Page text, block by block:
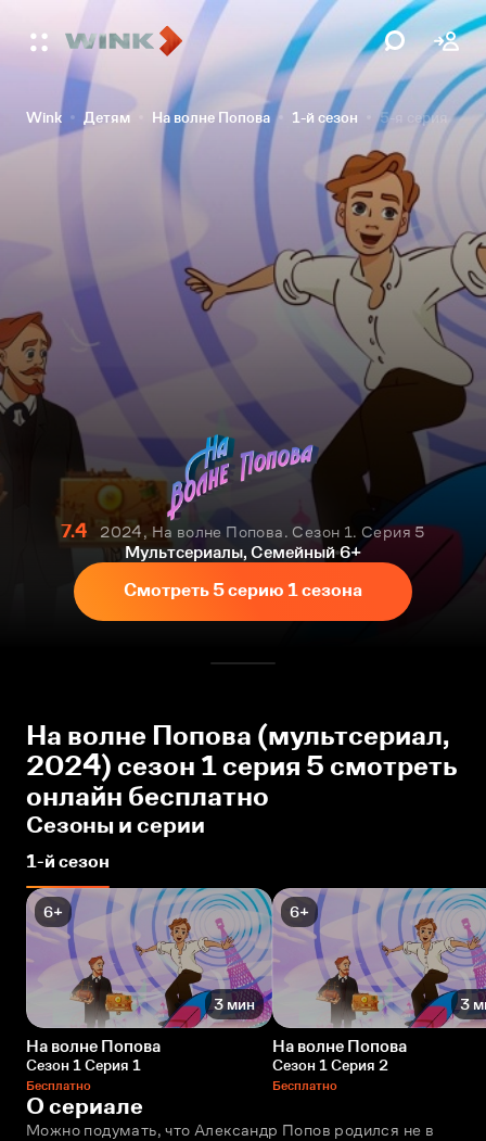
Wink Детям На волне Попова 1-й сезон 5-я серия
7.4
2024, На волне Попова. Сезон 1. Серия 5
Мультсериалы, Семейный 6+
Смотреть 5 серию 1 сезона
На волне Попова (мультсериал,
2024) сезон 1 серия 5 смотреть
онлайн бесплатно
Сезоны и серии
1-й сезон
6+
3 мин
На волне Попова
Сезон 1 Серия 1
Бесплатно
6+
3
На волне Попова
Сезон 1 Серия 2
Бесплатно
О сериале
Можно подумать, что Александр Попов родился не в